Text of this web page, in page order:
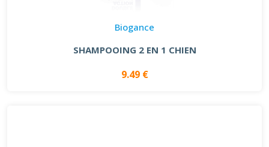
Biogance
SHAMPOOING 2 EN 1 CHIEN
9.49 €